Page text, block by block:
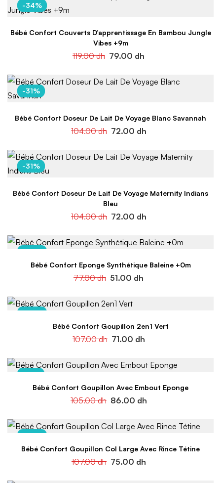
-34%
Bébé Confort Couverts D’apprentissage En Bambou Jungle
Vibes +9m
119.00dh 79.00 dh
-31%
Bébé Confort Doseur De Lait De Voyage Blanc Savannah
104.00dh 72.00 dh
-31%
Bébé Confort Doseur De Lait De Voyage Maternity Indians
Bleu
104.00dh 72.00 dh
-34%
Bébé Confort Eponge Synthétique Baleine +0m
77.00dh 51.00 dh
-34%
Bébé Confort Goupillon 2en1 Vert
107.00dh 71.00 dh
-18%
Bébé Confort Goupillon Avec Embout Eponge
105.00dh 86.00 dh
-30%
Bébé Confort Goupillon Col Large Avec Rince Tétine
107.00dh 75.00 dh